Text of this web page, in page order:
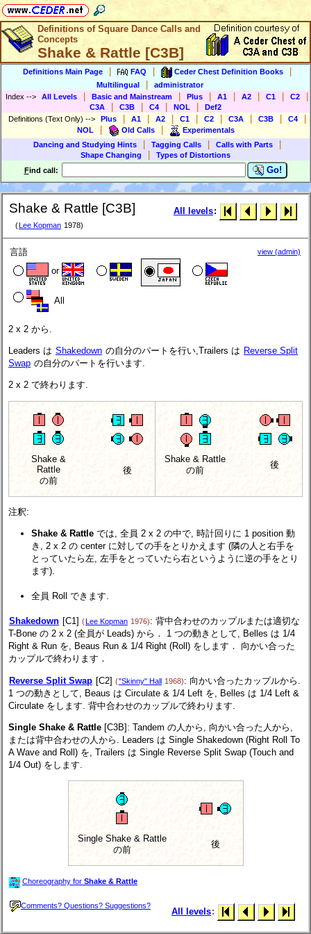
Definitions of Square Dance Calls and
Concepts
Shake & Rattle [C3B]
Definitions Main Page FAQ Ceder Chest Definition Books
Multilingual
administrator
Index --> All Levels Basic and Mainstream Plus A1 A2 C1 C2
C3A C3B C4 NOL
Def2
Definitions (Text Only) --> Plus A1 A2 C1 C2 C3A C3B C4
NOL Old Calls
Experimentals
Dancing and Studying Hints
Tagging Calls Calls with Parts
Shape Changing
Types of Distortions
Find call: Go!
Shake & Rattle [C3B]
( Lee Kopman 1978)
All levels:
言語
or
All
view (admin)
2 x 2 から.
Leaders は Shakedown の自分のパートを行い,Trailers は Reverse Split
Swap の自分のパートを行います.
2 x 2 で終わります.
Shake &
Rattle
の前
後
Shake & Rattle
の前
後
注釈:
Shake & Rattle では, 全員 2 x 2 の中で, 時計回りに 1 position 動
き, 2 x 2 の center に対しての手をとりかえます (隣の人と右手を
とっていたら左, 左手をとっていたら右というように逆の手をとり
ます).
全員 Roll できます.
Shakedown [C1] ( Lee Kopman 1976): 背中合わせのカップルまたは適切な
T-Bone の 2 x 2 (全員が Leads) から． 1 つの動きとして, Belles は 1/4
Right & Run を, Beaus Run & 1/4 Right (Roll) をします． 向かい合った
カップルで終わります．
Reverse Split Swap [C2] ("Skinny" Hall 1968): 向かい合ったカップルから.
1 つの動きとして, Beaus は Circulate & 1/4 Left を, Belles は 1/4 Left &
Circulate をします. 背中合わせのカップルで終わります.
Single Shake & Rattle [C3B] : Tandem の人から, 向かい合った人から,
または背中合わせの人から. Leaders は Single Shakedown (Right Roll To
A Wave and Roll) を, Trailers は Single Reverse Split Swap (Touch and
1/4 Out) をします.
Single Shake & Rattle
の前
後
Choreography for Shake & Rattle
Comments? Questions? Suggestions?
All levels: